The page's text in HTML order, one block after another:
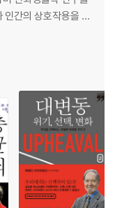
가치관│사회의 관례│
의 방문객│보트 사고│땅
위험과 수다
험한 것들│사고들│경계
예측할 수 없는 식량난│
의 확대│결집과 분산│위
간의 상호작용을 연
역을 확장해나갔다.
들에게 지리학을 가